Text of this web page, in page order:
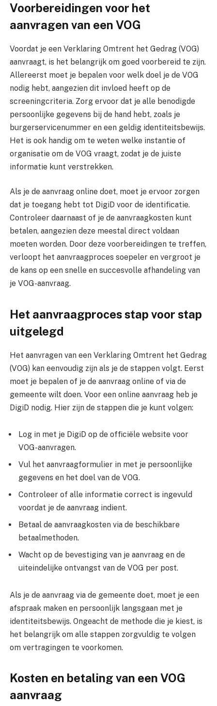
Voorbereidingen voor het
aanvragen van een VOG
Voordat je een Verklaring Omtrent het Gedrag (VOG)
aanvraagt, is het belangrijk om goed voorbereid te zijn.
Allereerst moet je bepalen voor welk doel je de VOG
nodig hebt, aangezien dit invloed heeft op de
screeningcriteria. Zorg ervoor dat je alle benodigde
persoonlijke gegevens bij de hand hebt, zoals je
burgerservicenummer en een geldig identiteitsbewijs.
Het is ook handig om te weten welke instantie of
organisatie om de VOG vraagt, zodat je de juiste
informatie kunt verstrekken.
Als je de aanvraag online doet, moet je ervoor zorgen
dat je toegang hebt tot DigiD voor de identificatie.
Controleer daarnaast of je de aanvraagkosten kunt
betalen, aangezien deze meestal direct voldaan
moeten worden. Door deze voorbereidingen te treffen,
verloopt het aanvraagproces soepeler en vergroot je
de kans op een snelle en succesvolle afhandeling van
je VOG-aanvraag.
Het aanvraagproces stap voor stap
uitgelegd
Het aanvragen van een Verklaring Omtrent het Gedrag
(VOG) kan eenvoudig zijn als je de stappen volgt. Eerst
moet je bepalen of je de aanvraag online of via de
gemeente wilt doen. Voor een online aanvraag heb je
DigiD nodig. Hier zijn de stappen die je kunt volgen:
Log in met je DigiD op de officiële website voor
VOG-aanvragen.
Vul het aanvraagformulier in met je persoonlijke
gegevens en het doel van de VOG.
Controleer of alle informatie correct is ingevuld
voordat je de aanvraag indient.
Betaal de aanvraagkosten via de beschikbare
betaalmethoden.
Wacht op de bevestiging van je aanvraag en de
uiteindelijke ontvangst van de VOG per post.
Als je de aanvraag via de gemeente doet, moet je een
afspraak maken en persoonlijk langsgaan met je
identiteitsbewijs. Ongeacht de methode die je kiest, is
het belangrijk om alle stappen zorgvuldig te volgen
om vertragingen te voorkomen.
Kosten en betaling van een VOG
aanvraag